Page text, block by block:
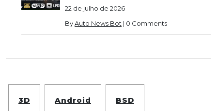
22 de julho de 2026
ByAuto News Bot | 0 Comments
3D Android BSD